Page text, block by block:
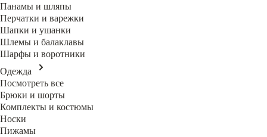
Панамы и шляпы
Перчатки и варежки
Шапки и ушанки
Шлемы и балаклавы
Шарфы и воротники
Одежда
Посмотреть все
Брюки и шорты
Комплекты и костюмы
Носки
Пижамы